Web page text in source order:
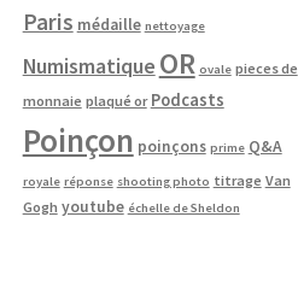
Paris médaille nettoyage
Numismatique OR ovale pieces de
monnaie plaqué or Podcasts
Poinçon poinçons prime Q&A
royale réponse shooting photo titrage Van
Gogh youtube échelle de Sheldon